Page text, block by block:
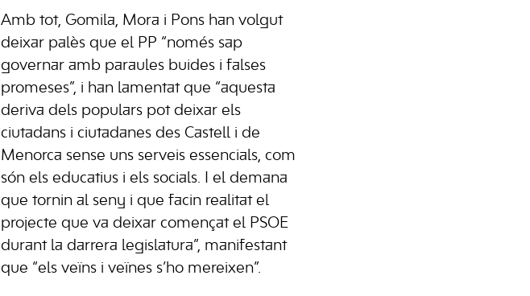
Amb tot, Gomila, Mora i Pons han volgut
deixar palès que el PP “només sap
governar amb paraules buides i falses
promeses”, i han lamentat que “aquesta
deriva dels populars pot deixar els
ciutadans i ciutadanes des Castell i de
Menorca sense uns serveis essencials, com
són els educatius i els socials. I el demana
que tornin al seny i que facin realitat el
projecte que va deixar començat el PSOE
durant la darrera legislatura”, manifestant
que “els veïns i veïnes s’ho mereixen”.